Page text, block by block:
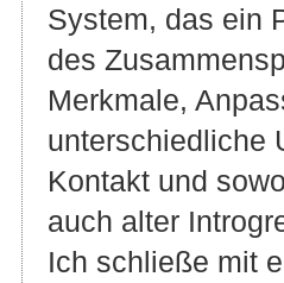
System, das ein
des
Merkmale,
unterschiedliche
Kontakt und
auch alter
Ich schließe mit